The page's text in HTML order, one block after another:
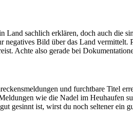
Land sachlich erklären, doch auch die
negatives Bild über das Land
Achte also gerade bei
und furchtbare Titel
wie die Nadel im Heuhaufen
gesinnt ist, wirst du noch seltener ein